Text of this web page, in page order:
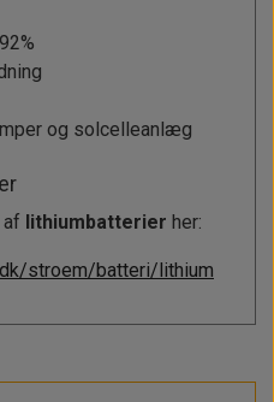
og solcelleanlæg
lithiumbatterier her:
stroem/batteri/lithium